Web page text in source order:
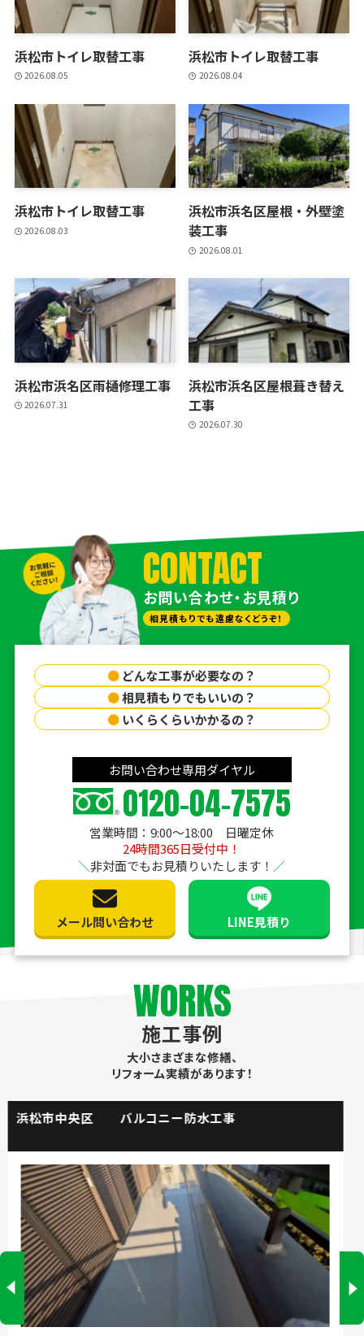
浜松市トイレ取替工事
2026.08.05
浜松市トイレ取替工事
2026.08.04
浜松市トイレ取替工事
2026.08.03
浜松市浜名区屋根・外壁塗
装工事
2026.08.01
浜松市浜名区雨樋修理工事
2026.07.31
浜松市浜名区屋根葺き替え
工事
2026.07.30
CONTACT
お問い合わせ・お見積り
相見積もりでも遠慮なくどうぞ！
● どんな工事が必要なの？
●相見積もりでもいいの？
● いくらくらいかかるの？
お問い合わせ専用ダイヤル
0120-04-7575
営業時間：9:00〜18:00 日曜定休
24時間365日受付中！
非対面でもお見積りいたします！
メール問い合わせ LINE見積り
WORKS
施工事例
大小さまざまな修繕、
リフォーム実績があります！
掛川市 流し台水栓取替工事